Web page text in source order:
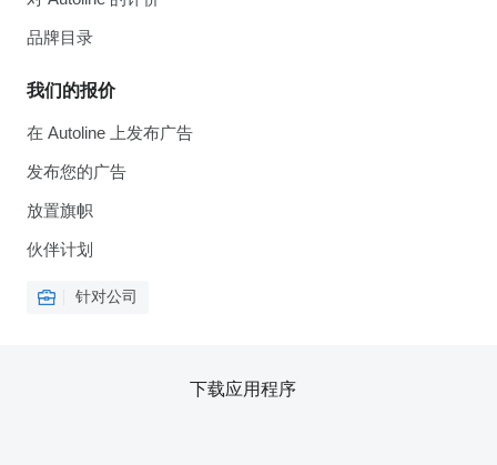
品牌目录
我们的报价
在 Autoline 上发布广告
发布您的广告
放置旗帜
伙伴计划
针对公司
下载应用程序